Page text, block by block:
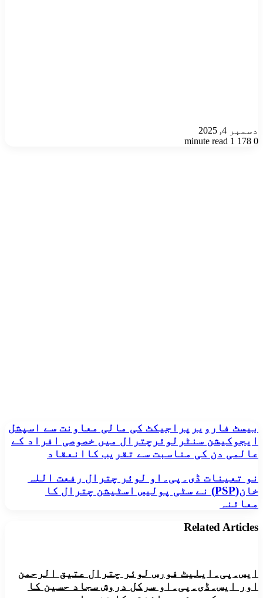
دسمبر 4, 2025
0
1 minute read
بیسٹ
فارویرپراجیکٹ
کی
مالی
سے
اسپشل
ایجوکیشن
سنٹرلوئرچترال
میں
خصوصی
دن
کی
مناسبت
بیسٹ فارویرپراجیکٹ کی مالی معاونت سے اسپشل
ایجوکیشن سنٹرلوئرچترال میں خصوصی افراد کے
عالمی دن کی مناسبت سے تقریب کاانعقاد
نو
تعینات
ڈی۔
پی۔
لوئر
نے
سٹی
نو تعینات ڈی۔پی۔او لوئر چترال رفعت اللہ
خان(PSP) نے سٹی پولیس اسٹیشن چترال کا
معائنہ
Related Articles
ایس۔پی۔ایلیٹ فورس لوئر چترال عتیق الرحمن
اور ایس۔ڈی۔پی۔او سرکل دروش سجاد حسین کا